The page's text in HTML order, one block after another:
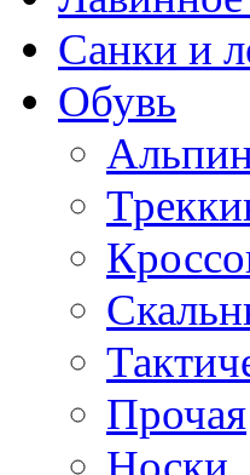
Санки и
Обувь
Прочая